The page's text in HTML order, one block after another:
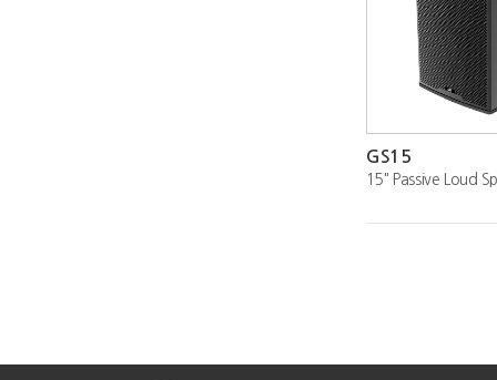
GS15
15" Passive Loud